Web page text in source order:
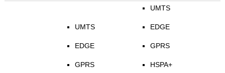
UMTS
EDGE
GPRS
UMTS
EDGE
GPRS
HSPA+